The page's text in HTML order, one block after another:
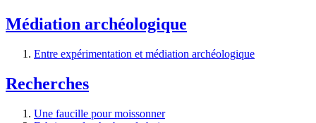
Médiation archéologique
Entre expérimentation et médiation archéologique
Recherches
Une faucille pour moissonner